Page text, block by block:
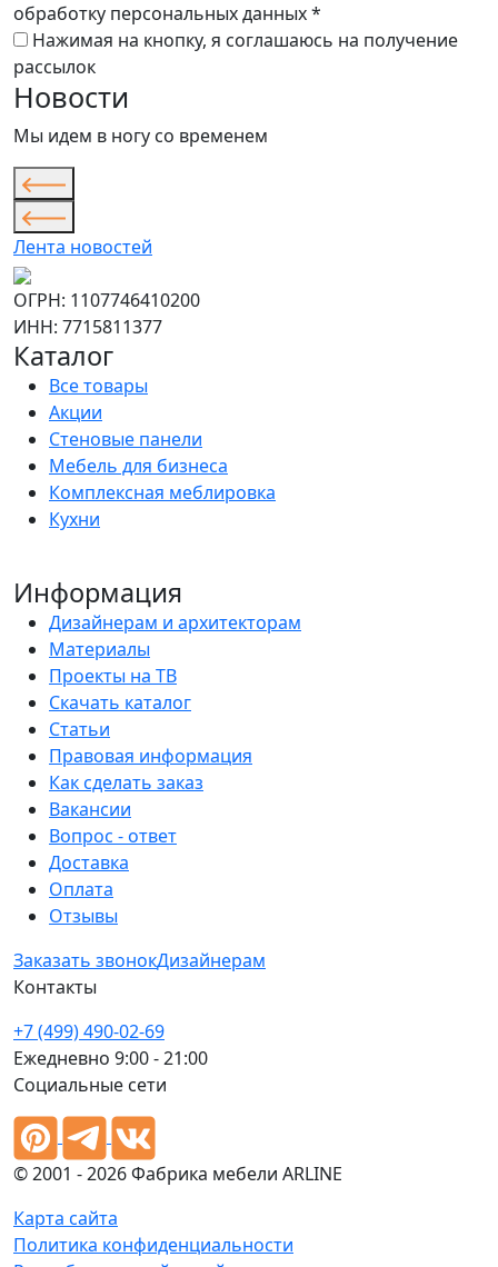
обработку персональных данных *
Нажимая на кнопку, я соглашаюсь на получение
рассылок
Новости
Мы идем в ногу со временем
Лента новостей
ОГРН: 1107746410200
ИНН: 7715811377
Каталог
Все товары
Акции
Стеновые панели
Мебель для бизнеса
Комплексная меблировка
Кухни
Информация
Дизайнерам и архитекторам
Материалы
Проекты на ТВ
Скачать каталог
Статьи
Правовая информация
Как сделать заказ
Вакансии
Вопрос - ответ
Доставка
Оплата
Отзывы
Заказать звонокДизайнерам
Контакты
+7 (499) 490-02-69
Ежедневно 9:00 - 21:00
Социальные сети
© 2001 - 2026 Фабрика мебели ARLINE
Карта сайта
Политика конфиденциальности